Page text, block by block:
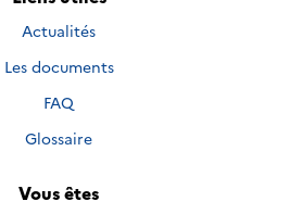
Actualités
Les documents
FAQ
Glossaire
Vous êtes